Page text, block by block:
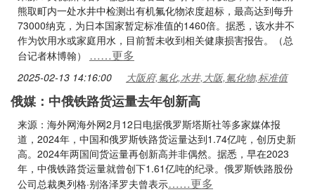
熊取町内一处水井中检测出有机氟化物浓度超标，最高达到每升
73000纳克，为日本国家暂定标准值的1460倍。据悉，该水井不
作为饮用水或家庭用水，目前暂未收到相关健康损害报告。（总
台记者林博翰） ……更多
2025-02-13 14:16:00 大阪府,氟化,水井,大阪,氟化物,标准值
俄媒：中俄铁路货运量去年创新高
来源：海外网海外网2月12日电据俄罗斯塔斯社等多家媒体报
道，2024年，中国和俄罗斯铁路货运量达到1.74亿吨，创历史新
高。2024年两国间货运量再创新高并非偶然。据悉，早在2023
年，中俄铁路货运量就曾创下1.61亿吨的纪录。俄罗斯铁路股份
公司总裁奥列格·别洛泽罗夫曾表示……更多